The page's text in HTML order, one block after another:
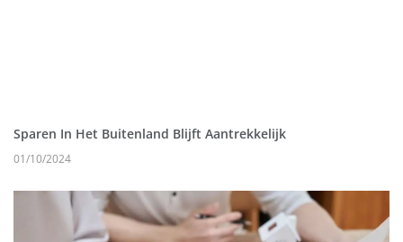
Sparen In Het Buitenland Blijft Aantrekkelijk
01/10/2024